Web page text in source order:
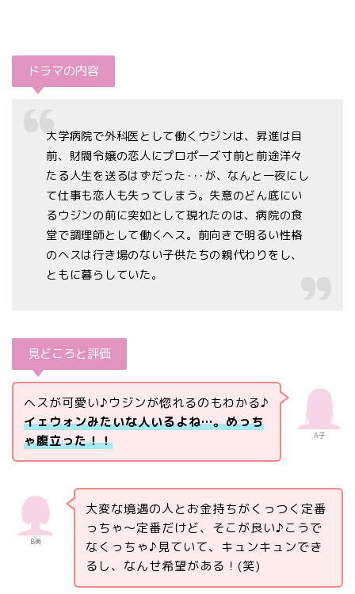
ドラマの内容
大学病院で外科医として働くウジンは、昇進は目
前、財閥令嬢の恋人にプロポーズ寸前と前途洋々
たる人生を送るはずだった･･･が、なんと一夜にし
て仕事も恋人も失ってしまう。失意のどん底にい
るウジンの前に突如として現れたのは、病院の食
堂で調理師として働くヘス。前向きで明るい性格
のヘスは行き場のない子供たちの親代わりをし、
ともに暮らしていた。
見どころと評価
A子
ヘスが可愛い♪ウジンが惚れるのもわかる♪
イェウォンみたいな人いるよね…。めっち
ゃ腹立った！！
B美
大変な境遇の人とお金持ちがくっつく定番
っちゃ～定番だけど、そこが良い♪こうで
なくっちゃ♪見ていて、キュンキュンでき
るし、なんせ希望がある！(笑)